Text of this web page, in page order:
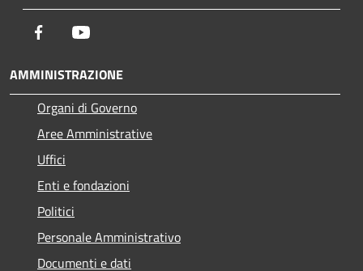
Facebook
AMMINISTRAZIONE
Organi di Governo
Aree Amministrative
Uffici
Enti e fondazioni
Politici
Personale Amministrativo
Documenti e dati